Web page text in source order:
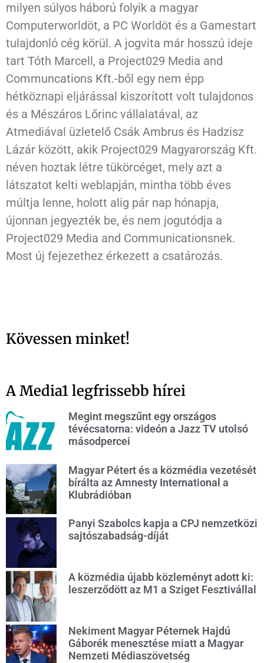
milyen súlyos háború folyik a magyar
Computerworldöt, a PC Worldöt és a Gamestart
tulajdonló cég körül. A jogvita már hosszú ideje
tart Tóth Marcell, a Project029 Media and
Communcations Kft.-ből egy nem épp
hétköznapi eljárással kiszorított volt tulajdonos
és a Mészáros Lőrinc vállalatával, az
Atmediával üzletelő Csák Ambrus és Hadzisz
Lázár között, akik Project029 Magyarország Kft.
néven hoztak létre tükörcéget, mely azt a
látszatot kelti weblapján, mintha több éves
múltja lenne, holott alig pár nap hónapja,
újonnan jegyezték be, és nem jogutódja a
Project029 Media and Communicationsnek.
Most új fejezethez érkezett a csatározás.
Kövessen minket!
A Media1 legfrissebb hírei
Megint megszűnt egy országos
tévécsatorna: videón a Jazz TV utolsó
másodpercei
Magyar Pétert és a közmédia vezetését
bírálta az Amnesty International a
Klubrádióban
Panyi Szabolcs kapja a CPJ nemzetközi
sajtószabadság-díját
A közmédia újabb közleményt adott ki:
leszerződött az M1 a Sziget Fesztivállal
Nekiment Magyar Péternek Hajdú
Gáborék menesztése miatt a Magyar
Nemzeti Médiaszövetség